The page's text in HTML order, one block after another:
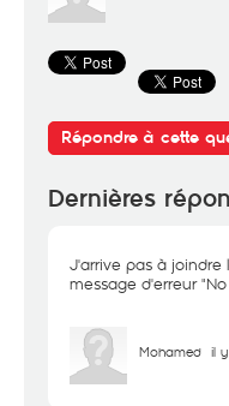
Répondre à cette
Dernières
J'arrive pas à joindre
message d'erreur
Mohamed il